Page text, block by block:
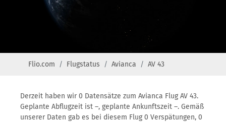
Flio.com Flugstatus Avianca AV 43
Derzeit haben wir 0 Datensätze zum Avianca Flug AV 43.
Geplante Abflugzeit ist –, geplante Ankunftszeit –. Gemäß
unserer Daten gab es bei diesem Flug 0 Verspätungen, 0